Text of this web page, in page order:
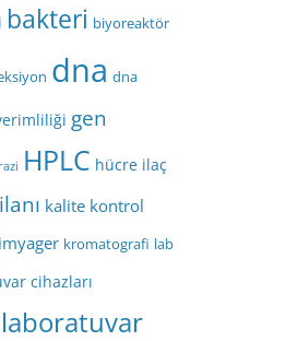
bakteri biyoreaktör
dna dna
gen
HPLC hücre ilaç
kalite kontrol
kromatografi lab
cihazları
laboratuvar